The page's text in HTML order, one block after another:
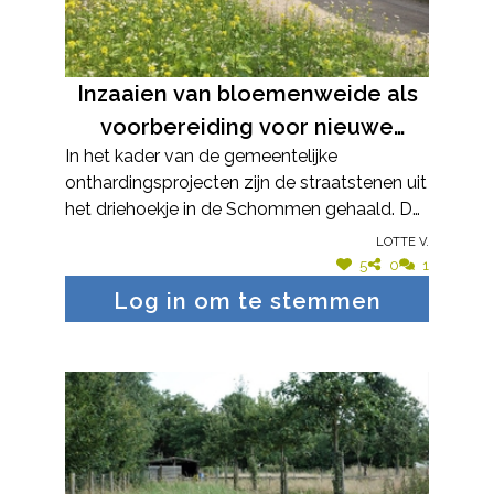
laatsten stonden er al).
Inzaaien van bloemenweide als
voorbereiding voor nieuwe
aanplant
In het kader van de gemeentelijke
onthardingsprojecten zijn de straatstenen uit
het driehoekje in de Schommen gehaald. De
spie is aangevuld met verbeterde grond. Om
de grond zaai klaar te maken is deze een
aantal maand niet ingezaaid, maar wel
geweid. Dit noemt men een vals zaaibed. In
A3 TÜBINGER - BIJENWEIDEMENGSEL.
Lotte V.
5 0 1
Log in om te stemmen